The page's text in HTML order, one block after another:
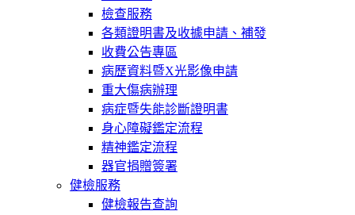
檢查服務
各類證明書及收據申請、補發
收費公告專區
病歷資料暨X光影像申請
重大傷病辦理
病症暨失能診斷證明書
身心障礙鑑定流程
精神鑑定流程
器官捐贈簽署
健檢服務
健檢報告查詢